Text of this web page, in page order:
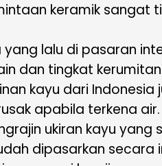
keramik sangat
yang lalu di pasaran
dan tingkat
kayu dari
apabila terkena air.
ukiran kayu
dipasarkan